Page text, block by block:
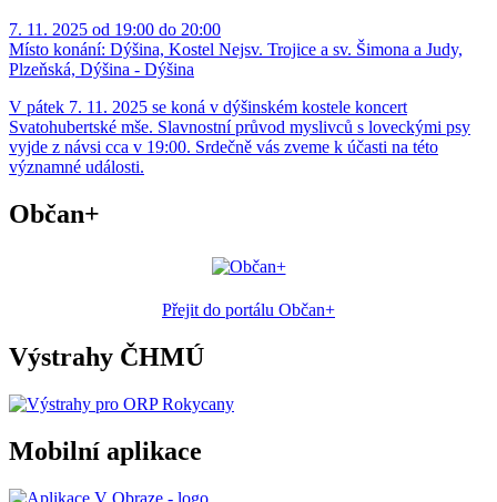
7. 11. 2025 od 19:00 do 20:00
Místo konání: Dýšina, Kostel Nejsv. Trojice a sv. Šimona a Judy,
Plzeňská, Dýšina - Dýšina
V pátek 7. 11. 2025 se koná v dýšinském kostele koncert
Svatohubertské mše. Slavnostní průvod myslivců s loveckými psy
vyjde z návsi cca v 19:00. Srdečně vás zveme k účasti na této
významné události.
Občan+
Přejit do portálu Občan+
Výstrahy ČHMÚ
Mobilní aplikace